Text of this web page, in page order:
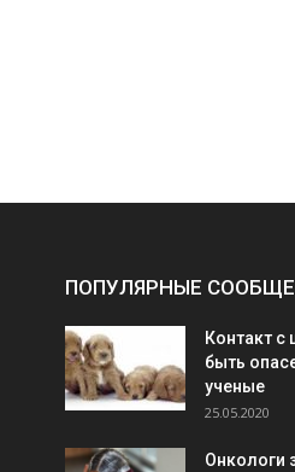
ПОПУЛЯРНЫЕ
Контакт
быть
ученые
25.05.2020
Онкологи